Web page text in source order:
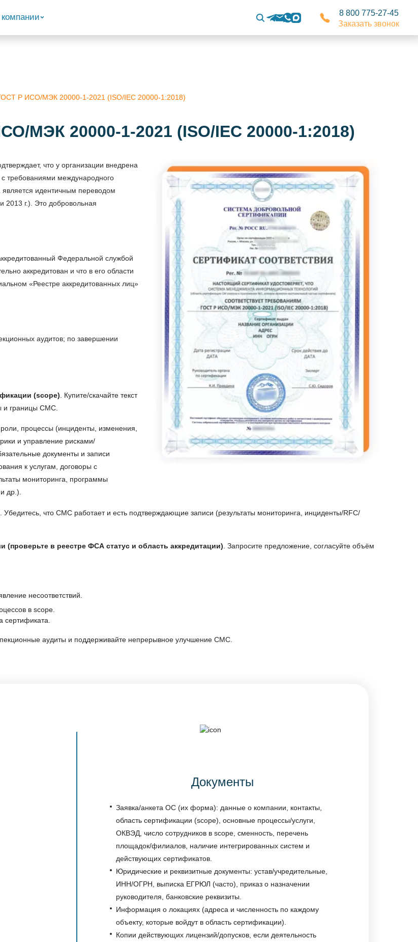
8 800 775-27-45
Заказать звонок
Р ИСО/МЭК 20000-1-2021 (ISO/IEC 20000-1:2018)
МЭК 20000-1-2021 (ISO/IEC 20000-1:2018)
что у организации внедрена
требованиями международного
идентичным переводом
2013 г.). Это добровольная
Федеральной службой
аккредитован и что в его области
«Реестре аккредитованных лиц»
аудитов; по завершении
(scope) . Купите/скачайте текст
и границы СМС.
процессы (инциденты, изменения,
и управление рисками/
документы и записи
к услугам, договоры с
мониторинга, программы
др.).
. Убедитесь, что СМС работает и есть подтверждающие записи (результаты мониторинга, инциденты/RFC/
в реестре ФСА статус и область аккредитации) . Запросите предложение, согласуйте объём
несоответствий.
в scope.
сертификата.
аудиты и поддерживайте непрерывное улучшение СМС.
Документы
Заявка/анкета ОС (их форма): данные о компании, контакты,
область сертификации (scope), основные процессы/услуги,
ОКВЭД, число сотрудников в scope, сменность, перечень
площадок/филиалов, наличие интегрированных систем и
действующих сертификатов.
Юридические и реквизитные документы: устав/учредительные,
ИНН/ОГРН, выписка ЕГРЮЛ (часто), приказ о назначении
руководителя, банковские реквизиты.
Информация о локациях (адреса и численность по каждому
объекту, которые войдут в область сертификации).
Копии действующих лицензий/допусков, если деятельность